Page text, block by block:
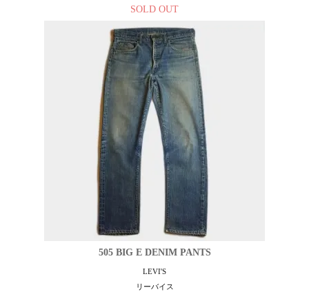
SOLD OUT
505 BIG E DENIM PANTS
LEVI'S
リーバイス